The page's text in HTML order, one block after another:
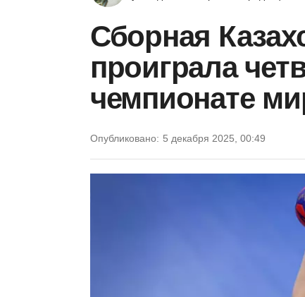
Сборная
проиграла
чемпионате
Опубликовано: 5 декабря 2025, 00:49